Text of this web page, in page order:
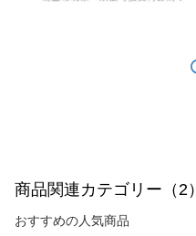
商品関連カテゴリー（2）
おすすめの人気商品